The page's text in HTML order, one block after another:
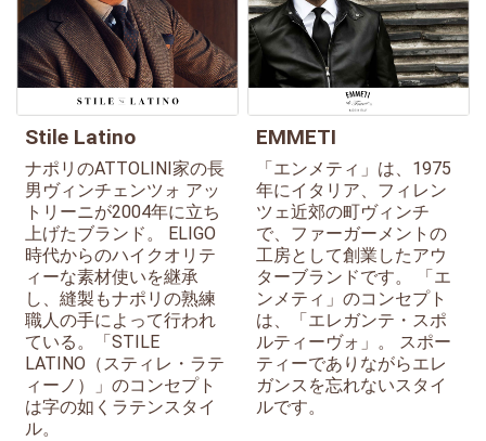
Stile Latino
ナポリのATTOLINI家の長
男ヴィンチェンツォ アッ
トリーニが2004年に立ち
上げたブランド。 ELIGO
時代からのハイクオリテ
ィーな素材使いを継承
し、縫製もナポリの熟練
職人の手によって行われ
ている。「STILE
LATINO（スティレ・ラテ
ィーノ）」のコンセプト
は字の如くラテンスタイ
ル。
EMMETI
「エンメティ」は、1975
年にイタリア、フィレン
ツェ近郊の町ヴィンチ
で、ファーガーメントの
工房として創業したアウ
ターブランドです。 「エ
ンメティ」のコンセプト
は、「エレガンテ・スポ
ルティーヴォ」。 スポー
ティーでありながらエレ
ガンスを忘れないスタイ
ルです。